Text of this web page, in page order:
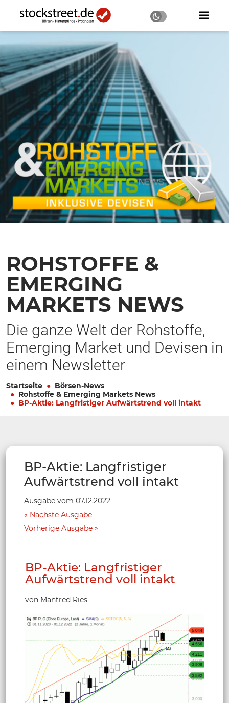
ROHSTOFFE &
EMERGING
MARKETS NEWS
Die ganze Welt der Rohstoffe,
Emerging Market und Devisen in
einem Newsletter
Startseite
Börsen-News
Rohstoffe & Emerging Markets News
BP-Aktie: Langfristiger Aufwärtstrend voll intakt
BP-Aktie: Langfristiger
Aufwärtstrend voll intakt
Ausgabe vom 07.12.2022
Nächste Ausgabe
Vorherige Ausgabe
BP-Aktie: Langfristiger
Aufwärtstrend voll intakt
von Manfred Ries